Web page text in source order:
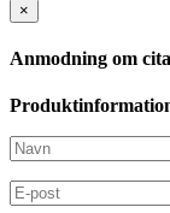
×
Anmodning om